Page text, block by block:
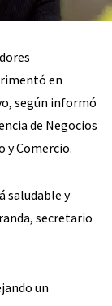
en
según informó
de Negocios
y Comercio.
saludable y
secretario
un